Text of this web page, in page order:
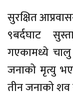
सुरक्षित
९बर्दघाट
गएकामध्ये
जनाको मृत्यु
तीन जनाको